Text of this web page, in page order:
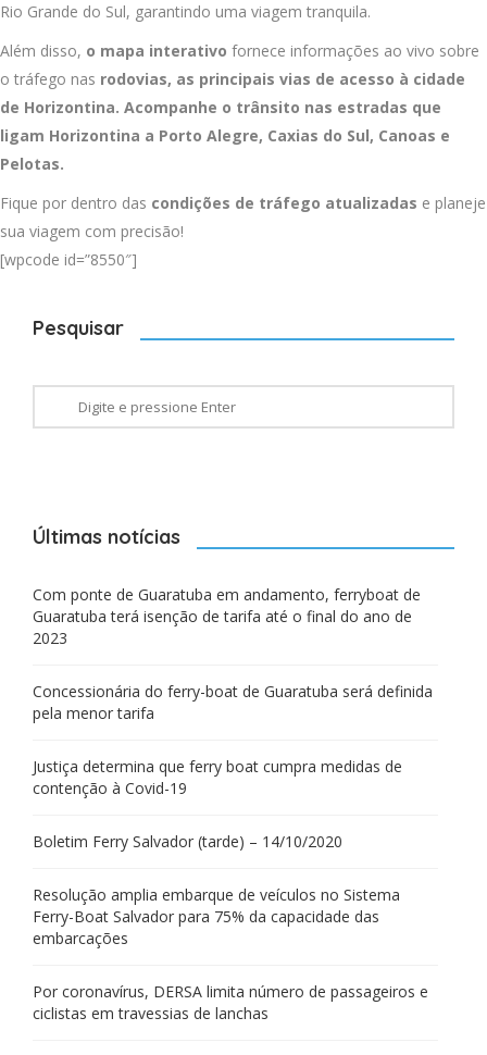
Rio Grande do Sul, garantindo uma viagem tranquila.
Além disso, o mapa interativo fornece informações ao vivo sobre
o tráfego nas rodovias, as principais vias de acesso à cidade
de Horizontina. Acompanhe o trânsito nas estradas que
ligam Horizontina a Porto Alegre, Caxias do Sul, Canoas e
Pelotas.
Fique por dentro das condições de tráfego atualizadas e planeje
sua viagem com precisão!
[wpcode id=”8550″]
Pesquisar
Últimas notícias
Com ponte de Guaratuba em andamento, ferryboat de
Guaratuba terá isenção de tarifa até o final do ano de
2023
Concessionária do ferry-boat de Guaratuba será definida
pela menor tarifa
Justiça determina que ferry boat cumpra medidas de
contenção à Covid-19
Boletim Ferry Salvador (tarde) – 14/10/2020
Resolução amplia embarque de veículos no Sistema
Ferry-Boat Salvador para 75% da capacidade das
embarcações
Por coronavírus, DERSA limita número de passageiros e
ciclistas em travessias de lanchas